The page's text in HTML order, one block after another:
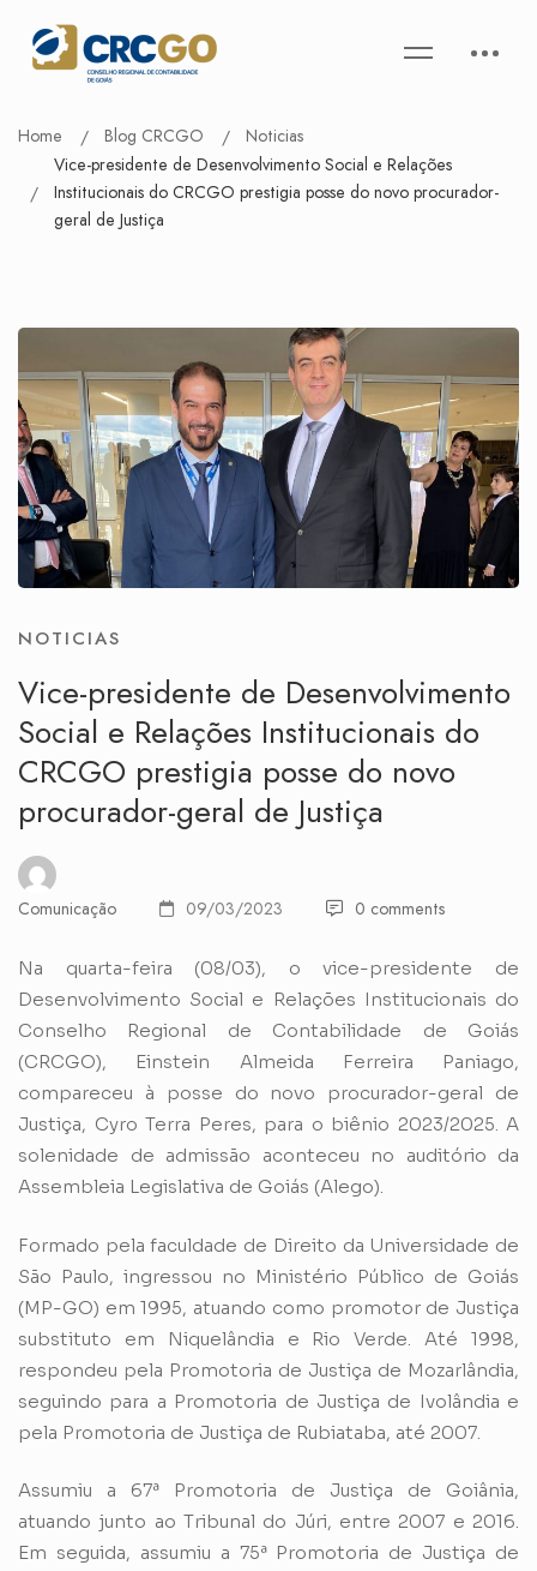
Home Blog CRCGO
Noticias
Vice-presidente de Desenvolvimento Social e Relações
Institucionais do CRCGO prestigia posse do novo procurador-
geral de Justiça
NOTICIAS
Vice-presidente de Desenvolvimento
Social e Relações Institucionais do
CRCGO prestigia posse do novo
procurador-geral de Justiça
Comunicação 09/03/2023 0 comments
Na quarta-feira (08/03), o vice-presidente de
Desenvolvimento Social e Relações Institucionais do
Conselho Regional de Contabilidade de Goiás
(CRCGO), Einstein Almeida Ferreira Paniago,
compareceu à posse do novo procurador-geral de
Justiça, Cyro Terra Peres, para o biênio 2023/2025. A
solenidade de admissão aconteceu no auditório da
Assembleia Legislativa de Goiás (Alego).
Formado pela faculdade de Direito da Universidade de
São Paulo, ingressou no Ministério Público de Goiás
(MP-GO) em 1995, atuando como promotor de Justiça
substituto em Niquelândia e Rio Verde. Até 1998,
respondeu pela Promotoria de Justiça de Mozarlândia,
seguindo para a Promotoria de Justiça de Ivolândia e
pela Promotoria de Justiça de Rubiataba, até 2007.
Assumiu a 67ª Promotoria de Justiça de Goiânia,
atuando junto ao Tribunal do Júri, entre 2007 e 2016.
Em seguida, assumiu a 75ª Promotoria de Justiça de